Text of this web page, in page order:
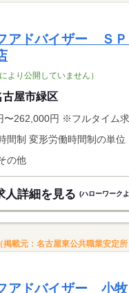
アドバイザー Ｓ
より公開していません）
古屋市緑区
※フルタイム求人の場合は月額（換算額）、パート求人の場
の他
人詳細を見る (ハローワーク
載元：名古屋東公共職業安定所
アドバイザー 小